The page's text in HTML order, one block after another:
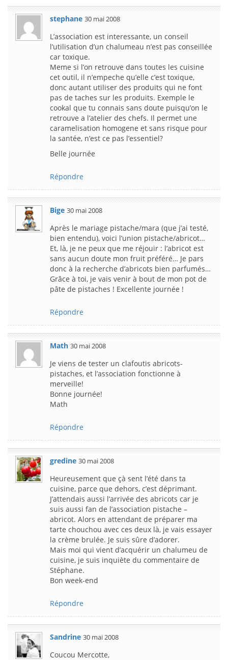
stephane 30 mai 2008
L’association est interessante, un conseil
l’utilisation d’un chalumeau n’est pas conseillée
car toxique.
Meme si l’on retrouve dans toutes les cuisine
cet outil, il n’empeche qu’elle c’est toxique,
donc autant utiliser des produits qui ne font
pas de taches sur les produits. Exemple le
cookal que tu connais sans doute puisqu’on le
retrouve a l’atelier des chefs. Il permet une
caramelisation homogene et sans risque pour
la santée, n’est ce pas l’essentiel?
Belle journée
Répondre
Bige 30 mai 2008
Après le mariage pistache/mara (que j’ai testé,
bien entendu), voici l’union pistache/abricot…
Et, là, je ne peux que me réjouir : l’abricot est
sans aucun doute mon fruit préféré… Je pars
donc à la recherche d’abricots bien parfumés…
Grâce à toi, je vais venir à bout de mon pot de
pâte de pistaches ! Excellente journée !
Répondre
Math 30 mai 2008
Je viens de tester un clafoutis abricots-
pistaches, et l’association fonctionne à
merveille!
Bonne journée!
Math
Répondre
gredine 30 mai 2008
Heureusement que çà sent l’été dans ta
cuisine, parce que dehors, c’est déprimant.
J’attendais aussi l’arrivée des abricots car je
suis aussi fan de l’association pistache –
abricot. Alors en attendant de préparer ma
tarte chouchou avec ces deux là, je vais essayer
la crème brulée. Je suis sûre d’adorer.
Mais moi qui vient d’acquérir un chalumeu de
cuisine, je suis inquiète du commentaire de
Stéphane.
Bon week-end
Répondre
Sandrine 30 mai 2008
Coucou Mercotte,